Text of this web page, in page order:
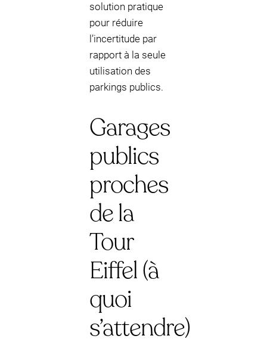
solution pratique
pour réduire
l’incertitude par
rapport à la seule
utilisation des
parkings publics.
Garages
publics
proches
de la
Tour
Eiffel (à
quoi
s’attendre)